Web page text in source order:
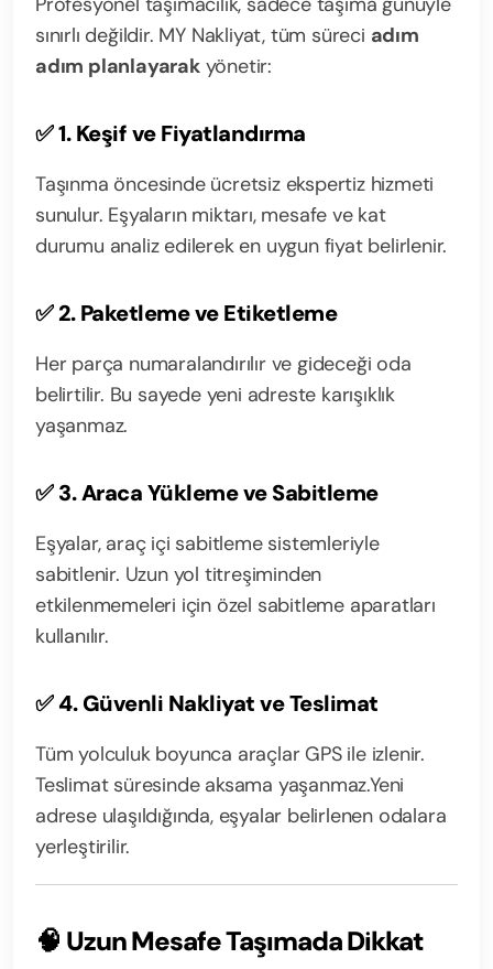
sınırlı değildir. MY Nakliyat, tüm süreci adım
adım planlayarakyönetir:
✅1. Keşif ve Fiyatlandırma
Taşınma öncesinde ücretsiz ekspertiz hizmeti
sunulur. Eşyaların miktarı, mesafe ve kat
durumu analiz edilerek en uygun fiyat belirlenir.
✅2. Paketleme ve Etiketleme
Her parça numaralandırılır ve gideceği oda
belirtilir. Bu sayede yeni adreste karışıklık
yaşanmaz.
✅3. Araca Yükleme ve Sabitleme
Eşyalar, araç içi sabitleme sistemleriyle
sabitlenir. Uzun yol titreşiminden
etkilenmemeleri için özel sabitleme aparatları
kullanılır.
✅4. Güvenli Nakliyat ve Teslimat
Tüm yolculuk boyunca araçlar GPS ile izlenir.
Teslimat süresinde aksama yaşanmaz.Yeni
adrese ulaşıldığında, eşyalar belirlenen odalara
yerleştirilir.
🧠 Uzun Mesafe Taşımada Dikkat